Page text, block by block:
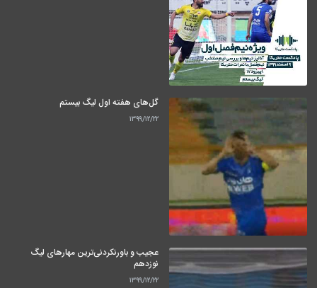
گل‌های هفته اول لیگ بیستم
۱۳۹۹/۱۲/۲۲
عجیب و باورنکردنی‌ترین مهارهای لیگ
نوزدهم
۱۳۹۹/۱۲/۲۲